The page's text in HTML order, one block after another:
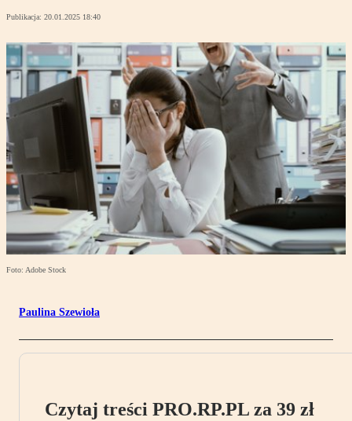
Publikacja: 20.01.2025 18:40
Foto: Adobe Stock
Paulina Szewioła
Czytaj treści PRO.RP.PL za 39 zł